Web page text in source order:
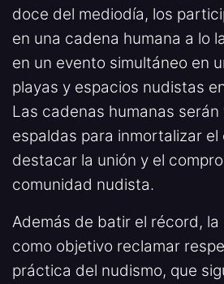
doce del mediodía, los
en una cadena humana a lo
en un evento simultáneo en
playas y espacios nudistas
Las cadenas humanas
espaldas para inmortalizar el
destacar la unión y el
comunidad nudista.
Además de batir el récord,
como objetivo reclamar
práctica del nudismo, que